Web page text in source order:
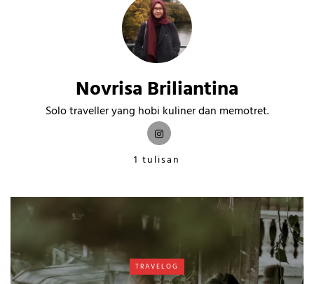
Novrisa Briliantina
Solo traveller yang hobi kuliner dan memotret.
1 tulisan
TRAVELOG